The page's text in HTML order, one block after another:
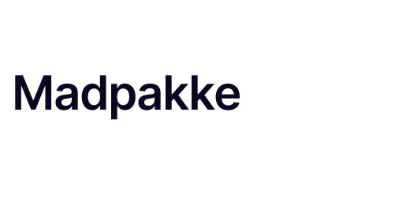
Madpakke